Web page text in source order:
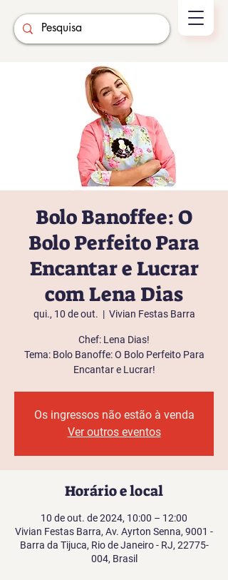
Bolo Banoffee: O
Bolo Perfeito Para
Encantar e Lucrar
com Lena Dias
qui., 10 de out.
  |
Vivian Festas Barra
Chef: Lena Dias!
Tema: Bolo Banoffe: O Bolo Perfeito Para
Encantar e Lucrar!
Os ingressos não estão à venda
Ver outros eventos
Horário e local
10 de out. de 2024, 10:00 – 12:00
Vivian Festas Barra, Av. Ayrton Senna, 9001 -
Barra da Tijuca, Rio de Janeiro - RJ, 22775-
004, Brasil